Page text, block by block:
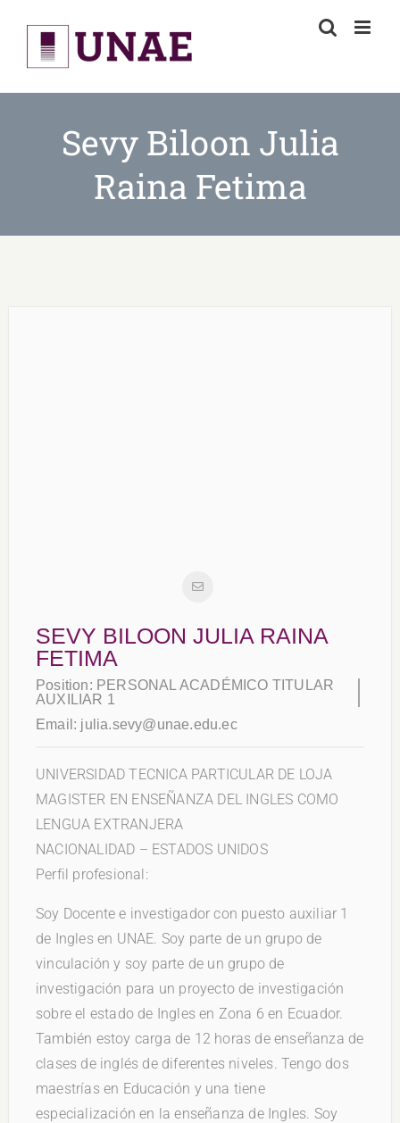
content
Sevy Biloon Julia
Raina Fetima
SEVY BILOON JULIA RAINA
FETIMA
Position: PERSONAL ACADÉMICO TITULAR
AUXILIAR 1
Email: julia.sevy@unae.edu.ec
UNIVERSIDAD TECNICA PARTICULAR DE LOJA
MAGISTER EN ENSEÑANZA DEL INGLES COMO
LENGUA EXTRANJERA
NACIONALIDAD – ESTADOS UNIDOS
Perfil profesional:
Soy Docente e investigador con puesto auxiliar 1
de Ingles en UNAE. Soy parte de un grupo de
vinculación y soy parte de un grupo de
investigación para un proyecto de investigación
sobre el estado de Ingles en Zona 6 en Ecuador.
También estoy carga de 12 horas de enseñanza de
clases de inglés de diferentes niveles. Tengo dos
maestrías en Educación y una tiene
especialización en la enseñanza de Ingles. Soy